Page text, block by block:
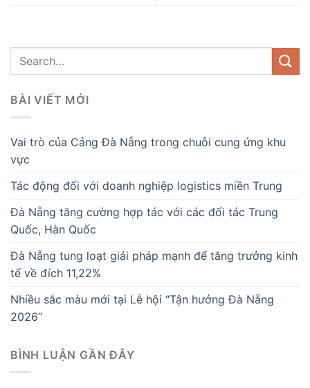
BÀI VIẾT MỚI
Vai trò của Cảng Đà Nẵng trong chuỗi cung ứng khu
vực
Tác động đối với doanh nghiệp logistics miền Trung
Đà Nẵng tăng cường hợp tác với các đối tác Trung
Quốc, Hàn Quốc
Đà Nẵng tung loạt giải pháp mạnh để tăng trưởng kinh
tế về đích 11,22%
Nhiều sắc màu mới tại Lễ hội “Tận hưởng Đà Nẵng
2026”
BÌNH LUẬN GẦN ĐÂY